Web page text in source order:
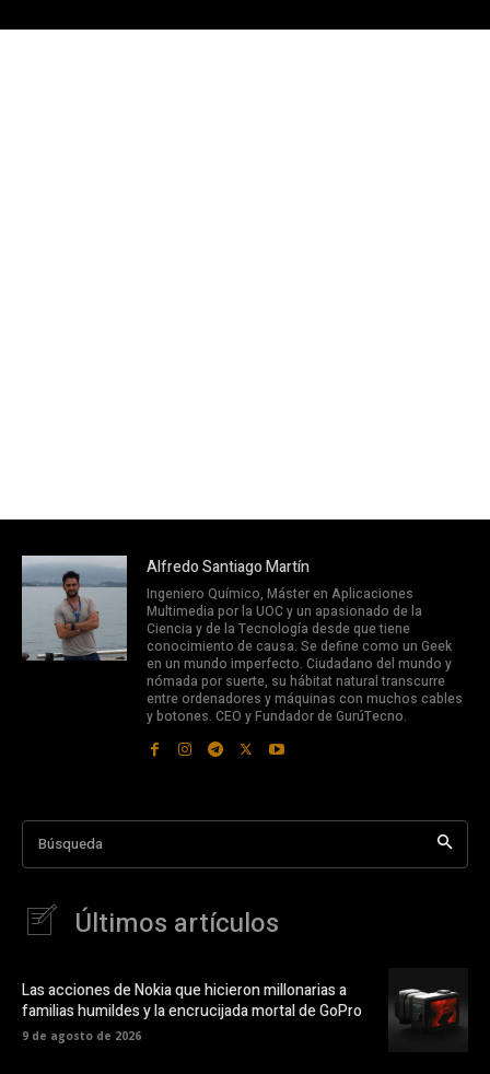
Alfredo Santiago Martín
Ingeniero Químico, Máster en Aplicaciones
Multimedia por la UOC y un apasionado de la
Ciencia y de la Tecnología desde que tiene
conocimiento de causa. Se define como un Geek
en un mundo imperfecto. Ciudadano del mundo y
nómada por suerte, su hábitat natural transcurre
entre ordenadores y máquinas con muchos cables
y botones. CEO y Fundador de GurúTecno.
Búsqueda
Últimos artículos
Las acciones de Nokia que hicieron millonarias a
familias humildes y la encrucijada mortal de GoPro
9 de agosto de 2026